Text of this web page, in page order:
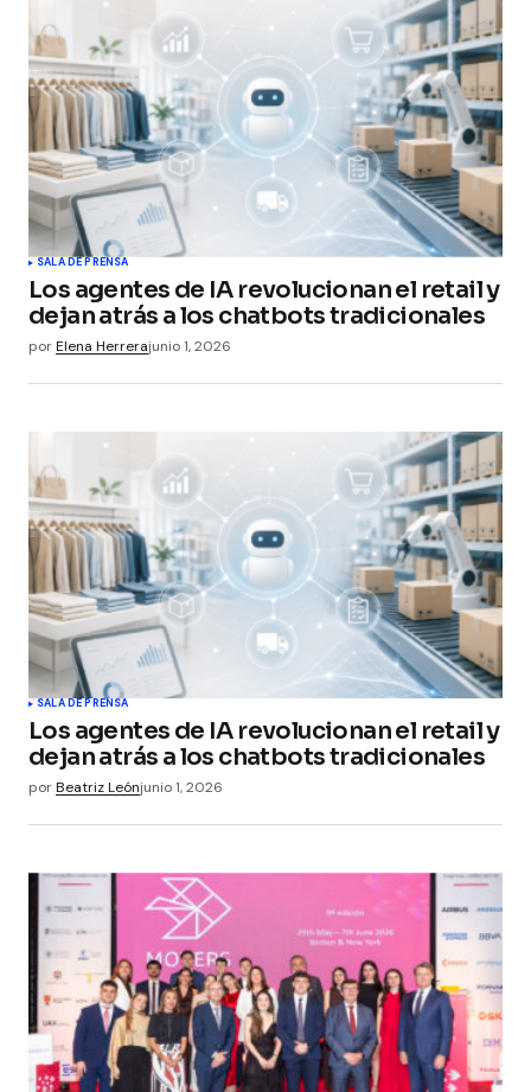
SALA DE PRENSA
Los agentes de IA revolucionan el retail y
dejan atrás a los chatbots tradicionales
porElena Herrerajunio 1, 2026
SALA DE PRENSA
Los agentes de IA revolucionan el retail y
dejan atrás a los chatbots tradicionales
porBeatriz Leónjunio 1, 2026